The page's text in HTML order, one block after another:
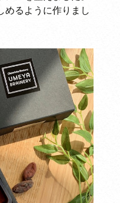
めるように作りまし